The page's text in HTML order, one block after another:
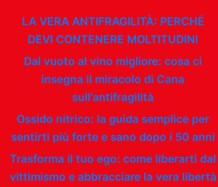
LA VERA ANTIFRAGILITÀ: PERCHÉ
DEVI CONTENERE MOLTITUDINI
Dal vuoto al vino migliore: cosa ci
insegna il miracolo di Cana
sull’antifragilità
Ossido nitrico: la guida semplice per
sentirti più forte e sano dopo i 50 anni
Trasforma il tuo ego: come liberarti dal
vittimismo e abbracciare la vera libertà